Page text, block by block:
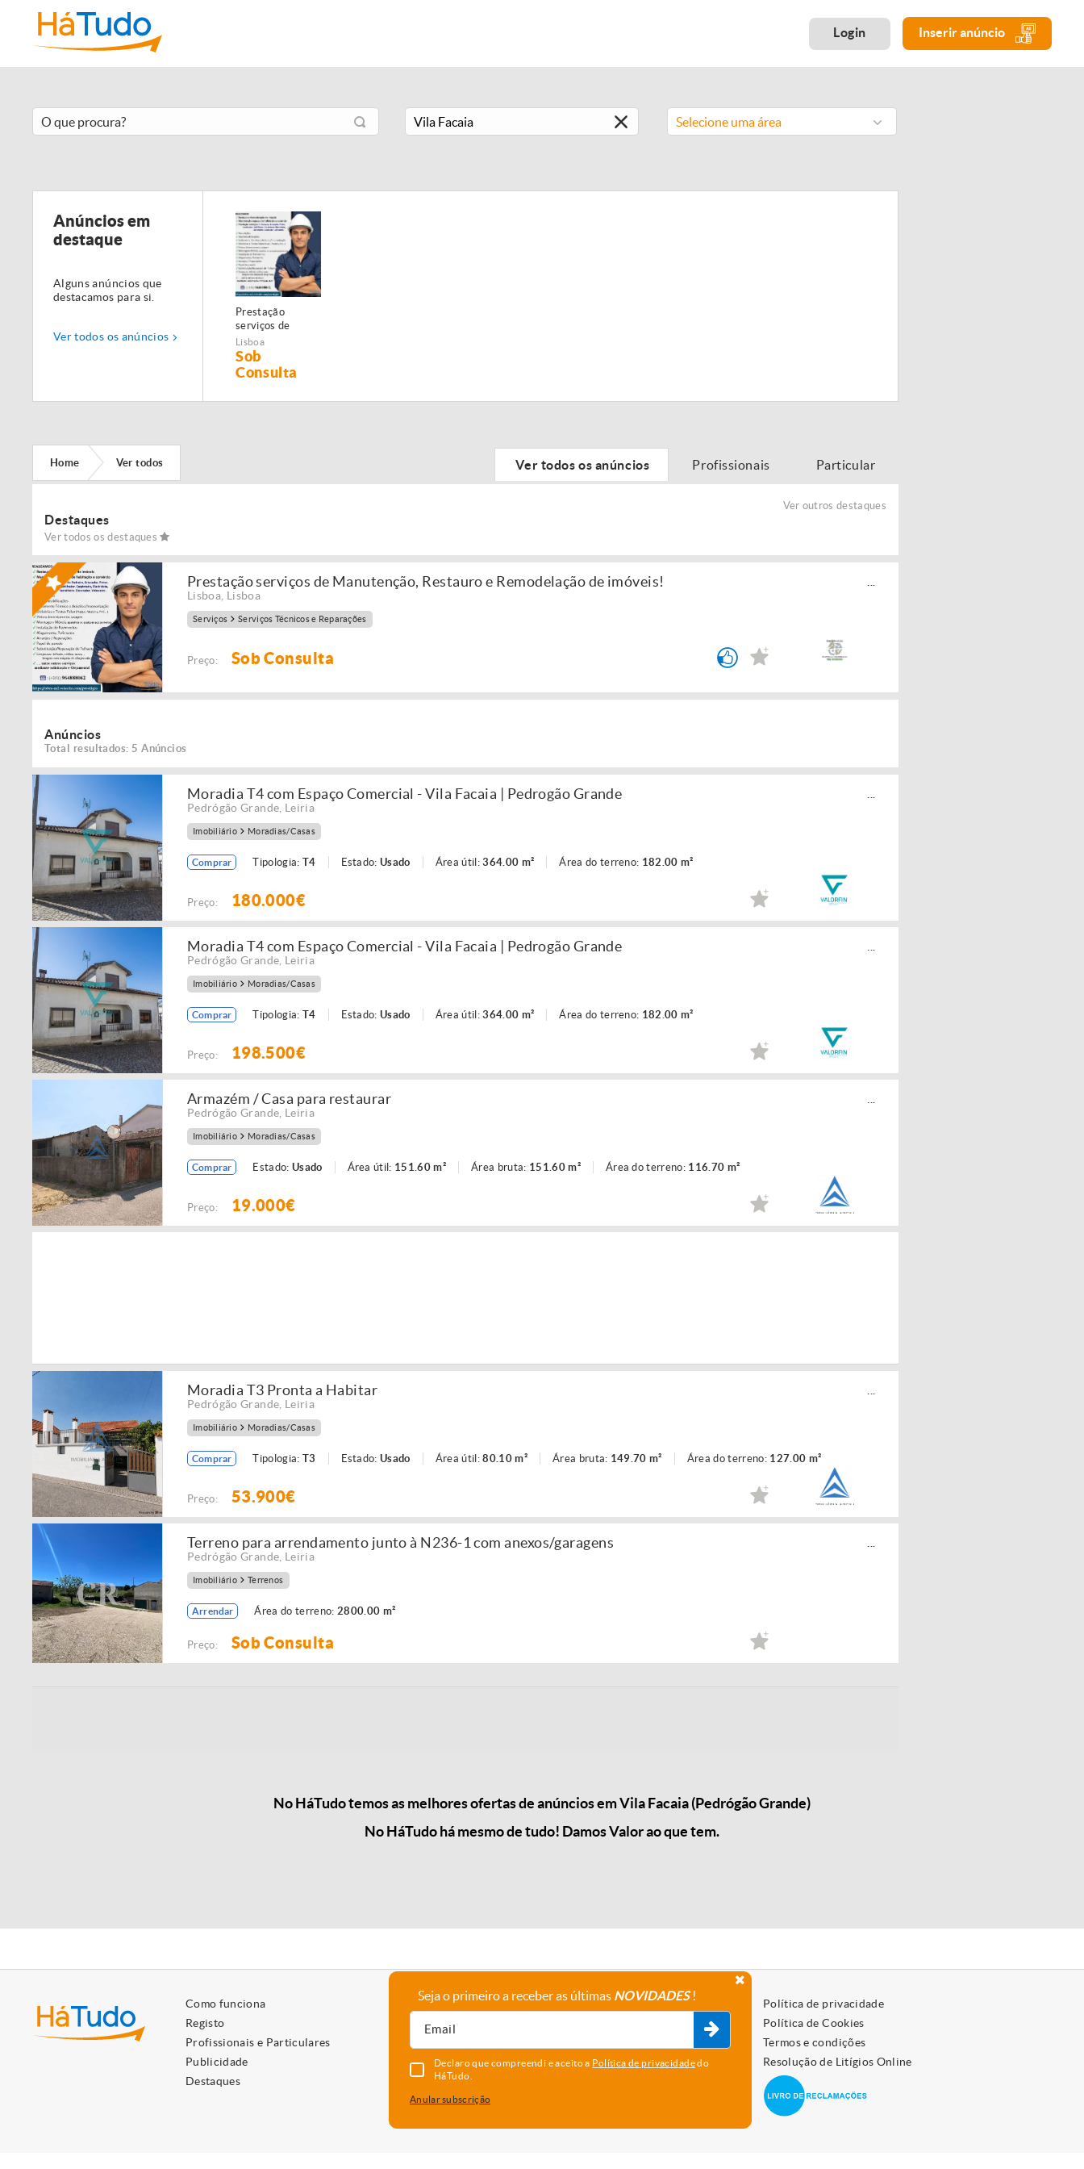
Login Inserir anúncio
Selecione uma área
Anúncios em
destaque
Alguns anúncios que
destacamos para si.
Ver todos os anúncios
Prestação
serviços de
Manutenção,
Restauro e
Remodelação de
imóveis!
Lisboa
Sob
Consulta
Home Ver todos Ver todos os anúncios Profissionais Particular
Ver outros destaques
Destaques
Ver todos os destaques
Prestação serviços de Manutenção, Restauro e Remodelação de imóveis!
Lisboa Lisboa
Serviços Serviços Técnicos e Reparações
Preço: Sob Consulta
Anúncios
Total resultados: 5 Anúncios
Moradia T4 com Espaço Comercial - Vila Facaia | Pedrogão Grande
Pedrógão Grande Leiria
Imobiliário Moradias/Casas
Comprar Tipologia: T4 Estado:Usado Área útil:364.00 m² Área do terreno: 182.00 m²
Preço: 180.000€
Moradia T4 com Espaço Comercial - Vila Facaia | Pedrogão Grande
Pedrógão Grande Leiria
Imobiliário Moradias/Casas
Comprar Tipologia: T4 Estado:Usado Área útil:364.00 m² Área do terreno: 182.00 m²
Preço: 198.500€
Armazém / Casa para restaurar
Pedrógão Grande Leiria
Imobiliário Moradias/Casas
Comprar Estado: Usado Área útil: 151.60 m² Área bruta: 151.60 m² Área do terreno: 116.70 m²
Preço: 19.000€
Moradia T3 Pronta a Habitar
Pedrógão Grande Leiria
Imobiliário Moradias/Casas
Comprar Tipologia: T3 Estado:Usado Área útil:80.10 m² Área bruta: 149.70 m² Área do terreno: 127.00 m²
Preço: 53.900€
Terreno para arrendamento junto à N236-1 com anexos/garagens
Pedrógão Grande Leiria
Imobiliário Terrenos
Arrendar Área do terreno: 2800.00 m²
Preço: Sob Consulta
No HáTudo temos as melhores ofertas de anúncios em Vila Facaia (Pedrógão Grande)
No HáTudo há mesmo de tudo! Damos Valor ao que tem.
Como funciona
Registo
Profissionais e Particulares
Publicidade
Destaques
A empresa
Parceiros
Política de privacidade
Política de Cookies
Termos e condições
Resolução de Litígios Online
Seja o primeiro a receber as últimas NOVIDADES!
Declaro que compreendi e aceito a Política de privacidadedo
HáTudo.
Anular subscrição